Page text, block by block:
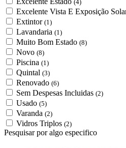
(4)
Excelente Vista E Exposição
Extintor (1)
Lavandaria (1)
Muito Bom Estado (8)
Novo (8)
Piscina (1)
Quintal (3)
Renovado (6)
Sem Despesas Incluidas (2)
Usado (5)
Varanda (2)
Vidros Triplos (2)
Pesquisar por algo especifico